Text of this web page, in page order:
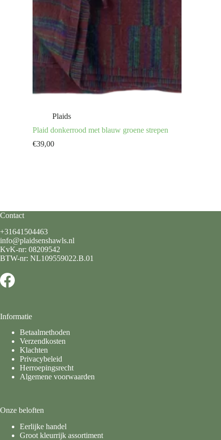
Plaids
Plaid donkerrood met blauw groene strepen
€39,00
Contact
+31641504463
info@plaidsenshawls.nl
KvK-nr: 08209542
BTW-nr: NL109559022.B.01
Informatie
Betaalmethoden
Verzendkosten
Klachten
Privacybeleid
Herroepingsrecht
Algemene voorwaarden
Onze beloften
Eerlijke handel
Groot kleurrijk assortiment